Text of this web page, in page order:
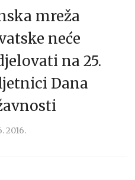
mreža
neće
na 25.
Dana
2016.